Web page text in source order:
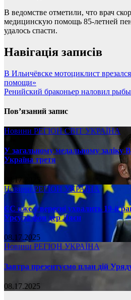
В ведомстве отметили, что врач
медицинскую помощь 85-летней
удалось спасти.
Навігація записів
В Ильичёвске мотоциклист
помощи»
Ренийский браконьер наловил
Пов’язаний запис
Новини РЕГІОНСВІТ УКРАЇНА
У загальному медальному заліку
Україна третя
08.17.2025
НовиниРЕГІОН УКРАЇНА
ЄС вже у вересні ухвалить 19-й
Урсула фон дер Ляєн
08.17.2025
Новини РЕГІОН УКРАЇНА
Завтра презентуємо план дій
08.17.2025